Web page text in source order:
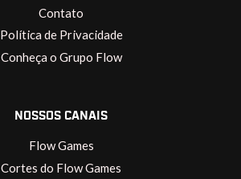
Contato
Política de Privacidade
Conheça o Grupo Flow
NOSSOS CANAIS
Flow Games
Cortes do Flow Games